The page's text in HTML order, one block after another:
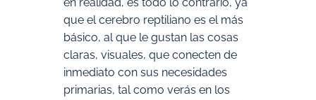
que el cerebro reptiliano es el más
básico, al que le gustan las cosas
claras, visuales, que conecten de
inmediato con sus necesidades
primarias, tal como verás en los